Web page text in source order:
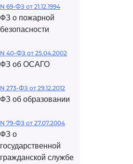
N 69-ФЗ от 21.12.1994
ФЗ о пожарной
безопасности
N 40-ФЗ от 25.04.2002
ФЗ об ОСАГО
N 273-ФЗ от 29.12.2012
ФЗ об образовании
N 79-ФЗ от 27.07.2004
ФЗ о
государственной
гражданской службе